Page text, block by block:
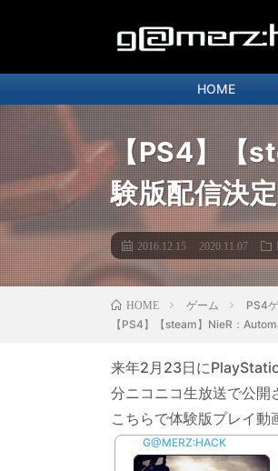
HOME
【PS4】【
験版配信決
2016.12.15 2020.11.07
HOME ゲーム PS4
【PS4】【steam】NieR：
来年2月23日に
分ニコニコ生放送で公開
こちらで体験版プレイ
G@MERZ:HACK